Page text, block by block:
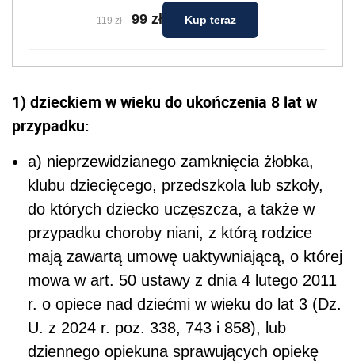
119 zł 99 zł Kup teraz
1) dzieckiem w wieku do ukończenia 8 lat w
przypadku:
a) nieprzewidzianego zamknięcia żłobka,
klubu dziecięcego, przedszkola lub szkoły,
do których dziecko uczęszcza, a także w
przypadku choroby niani, z którą rodzice
mają zawartą umowę uaktywniającą, o której
mowa w art. 50 ustawy z dnia 4 lutego 2011
r. o opiece nad dziećmi w wieku do lat 3 (Dz.
U. z 2024 r. poz. 338, 743 i 858), lub
dziennego opiekuna sprawujących opiekę